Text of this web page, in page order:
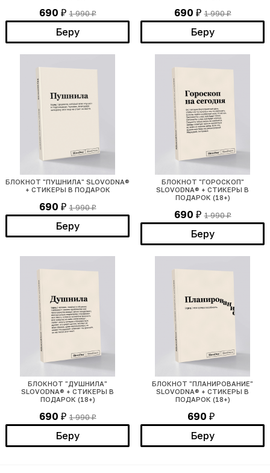
690 ₽ 1 990₽
Беру
690 ₽ 1 990₽
Беру
БЛОКНОТ "ПУШНИЛА" SLOVODNA®
+ СТИКЕРЫ В ПОДАРОК
690 ₽ 1 990₽
Беру
БЛОКНОТ "ГОРОСКОП"
SLOVODNA® + СТИКЕРЫ В
ПОДАРОК (18+)
690 ₽ 1 990₽
Беру
БЛОКНОТ "ДУШНИЛА"
SLOVODNA® + СТИКЕРЫ В
ПОДАРОК (18+)
690 ₽ 1 990₽
Беру
БЛОКНОТ "ПЛАНИРОВАНИЕ"
SLOVODNA® + СТИКЕРЫ В
ПОДАРОК (18+)
690 ₽
Беру